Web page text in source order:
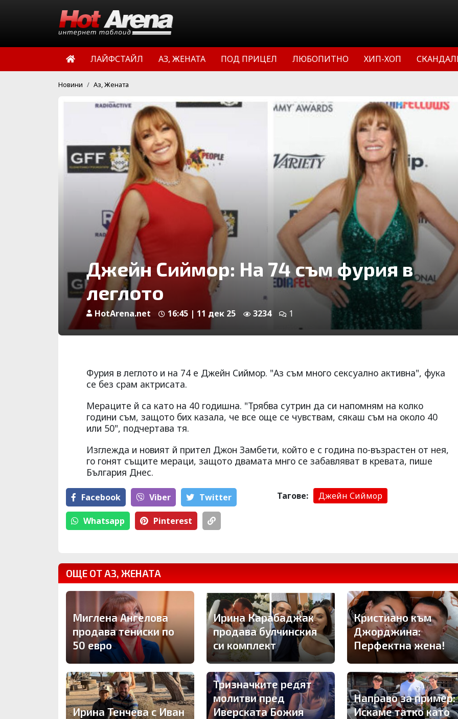
ЛАЙФСТАЙЛ АЗ, ЖЕНАТА ПОД ПРИЦЕЛ ЛЮБОПИТНО ХИП-ХОП
Новини Аз, Жената
Джейн Сиймор: На 74 съм фурия в
леглото
HotArena.net 16:45 | 11 дек 25 3234 1
Фурия в леглото и на 74 е Джейн Сиймор. "Аз съм много сексуално активна", фука
се без срам актрисата.
Мераците й са като на 40 годишна. "Трябва сутрин да си напомням на колко
години съм, защото бих казала, че все още се чувствам, сякаш съм на около 40
или 50", подчертава тя.
Изглежда и новият й прител Джон Замбети, който е с година по-възрастен от нея,
го гонят същите мераци, защото двамата мнго се забавляват в кревата, пише
България Днес.
Facebook Viber Тwitter
Whatsapp Pinterest
Тагове: Джейн Сиймор
ОЩЕ ОТ АЗ, ЖЕНАТА
Миглена Ангелова
продава тениски по
50 евро
Ирина Карабаджак
продава булчинския
си комплект
Кристиано към
Джорджина:
Перфектна жена!
Ирина Тенчева с Иван
Тризначките редят
молитви пред
Иверската Божия
Направо за пример:
Искаме татко като